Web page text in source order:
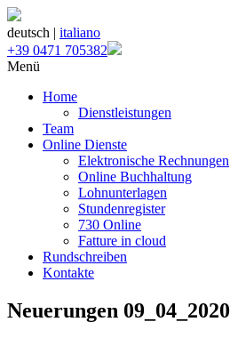
deutsch | italiano
+39 0471 705382
Menü
Home
Dienstleistungen
Team
Online Dienste
Elektronische Rechnungen
Online Buchhaltung
Lohnunterlagen
Stundenregister
730 Online
Fatture in cloud
Rundschreiben
Kontakte
Neuerungen 09_04_2020